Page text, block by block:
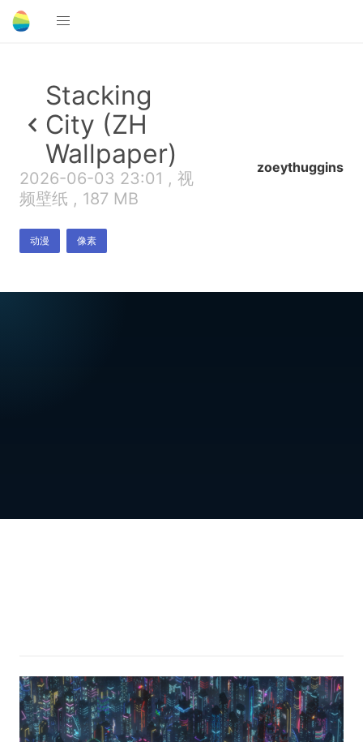
Stacking
City (ZH
Wallpaper)
2026-06-03 23:01 , 视
频壁纸 , 187 MB
动漫 像素
zoeythuggins